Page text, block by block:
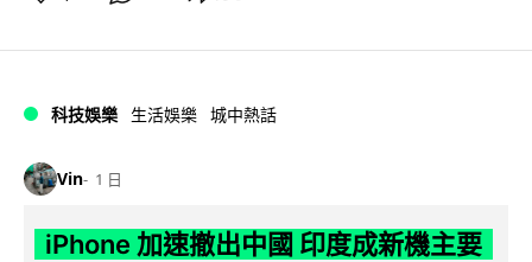
科技娛樂 生活娛樂 城中熱話
Vin 1 日
iPhone 加速撤出中國 印度成新機主要